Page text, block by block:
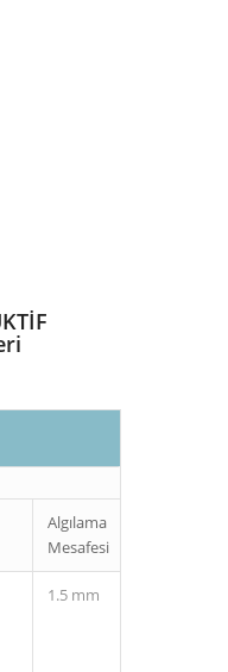
Algılama
Mesafesi
1.5 mm